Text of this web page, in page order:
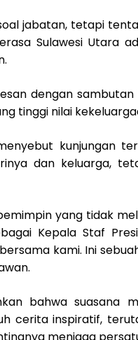
jabatan, tetapi
Sulawesi Utara
dengan
tinggi nilai
kunjungan
dan keluarga,
yang tidak
Kepala Staf
kami. Ini
bahwa suasana
cerita inspiratif,